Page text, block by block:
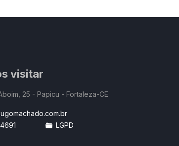
visitar
25 - Papicu - Fortaleza-CE
LGPD